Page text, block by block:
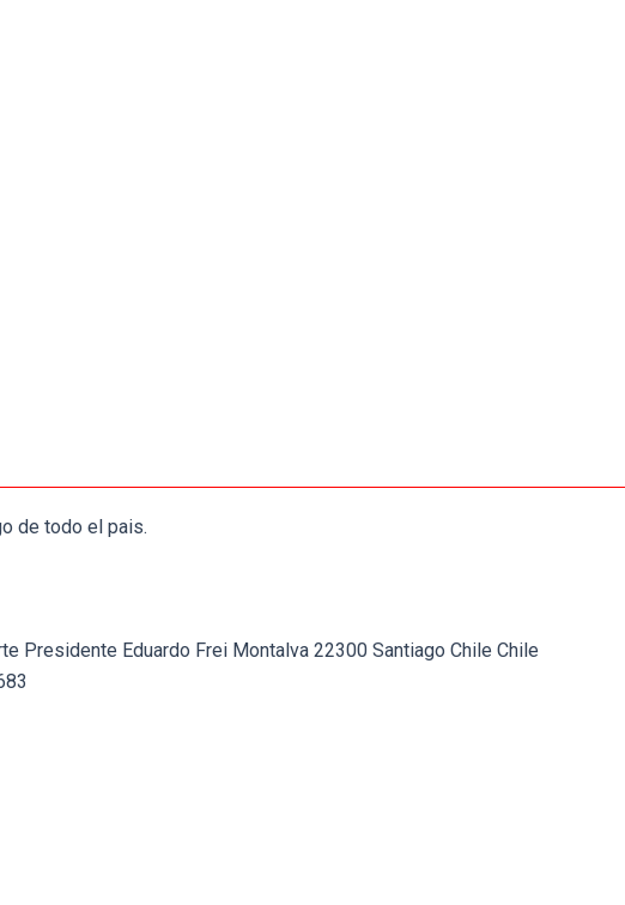
de todo el pais.
Presidente Eduardo Frei Montalva 22300 Santiago Chile Chile